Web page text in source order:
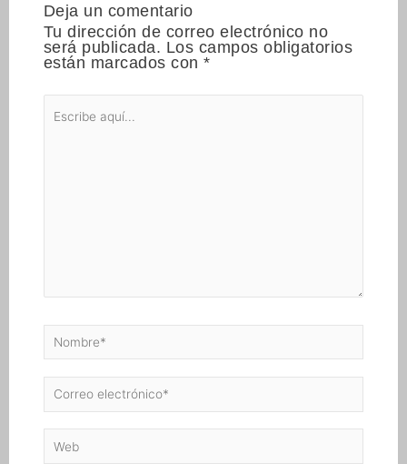
Deja un comentario
Tu dirección de correo electrónico no
será publicada. Los campos obligatorios
están marcados con*
aquí...
Nombre*
electrónico*